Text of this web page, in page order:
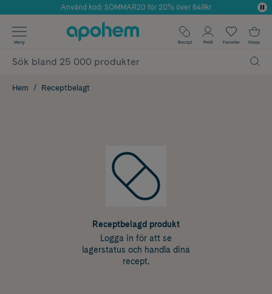
Årets Butik 2025 inom Skönhet
Använd kod: SOMMAR20 för 20% över 649kr
✓ Fri frakt
✓ Poäng på alla köp*
Meny Recept Profil Favoriter Kassa
Hem Receptbelagt
Receptbelagd produkt
Logga in för att se
lagerstatus och handla dina
recept.